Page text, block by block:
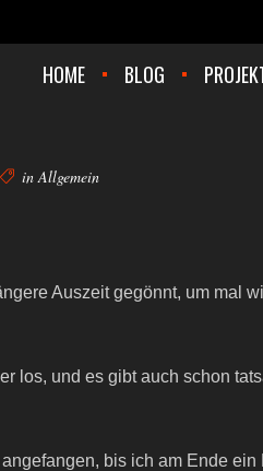
HOME BLOG
inAllgemein
Auszeit gegönnt, um mal
los, und es gibt auch schon
bis ich am Ende